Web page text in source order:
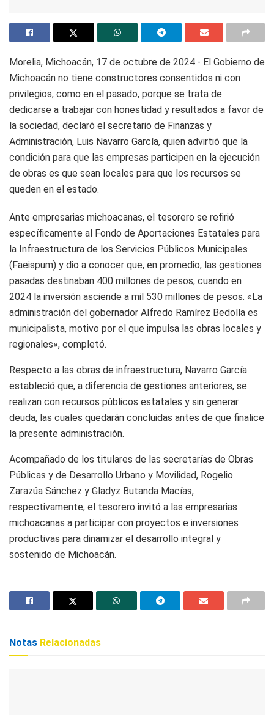
Morelia, Michoacán, 17 de octubre de 2024.- El Gobierno de
Michoacán no tiene constructores consentidos ni con
privilegios, como en el pasado, porque se trata de
dedicarse a trabajar con honestidad y resultados a favor de
la sociedad, declaró el secretario de Finanzas y
Administración, Luis Navarro García, quien advirtió que la
condición para que las empresas participen en la ejecución
de obras es que sean locales para que los recursos se
queden en el estado.
Ante empresarias michoacanas, el tesorero se refirió
específicamente al Fondo de Aportaciones Estatales para
la Infraestructura de los Servicios Públicos Municipales
(Faeispum) y dio a conocer que, en promedio, las gestiones
pasadas destinaban 400 millones de pesos, cuando en
2024 la inversión asciende a mil 530 millones de pesos. «La
administración del gobernador Alfredo Ramírez Bedolla es
municipalista, motivo por el que impulsa las obras locales y
regionales», completó.
Respecto a las obras de infraestructura, Navarro García
estableció que, a diferencia de gestiones anteriores, se
realizan con recursos públicos estatales y sin generar
deuda, las cuales quedarán concluidas antes de que finalice
la presente administración.
Acompañado de los titulares de las secretarías de Obras
Públicas y de Desarrollo Urbano y Movilidad, Rogelio
Zarazúa Sánchez y Gladyz Butanda Macías,
respectivamente, el tesorero invitó a las empresarias
michoacanas a participar con proyectos e inversiones
productivas para dinamizar el desarrollo integral y
sostenido de Michoacán.
Notas Relacionadas